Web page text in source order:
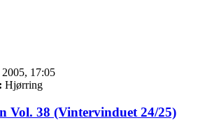
17:05
Hjørring
Vol. 38 (Vintervinduet 24/25)